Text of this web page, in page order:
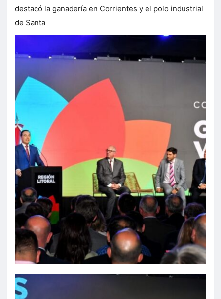
destacó la ganadería en Corrientes y el polo industrial
de Santa